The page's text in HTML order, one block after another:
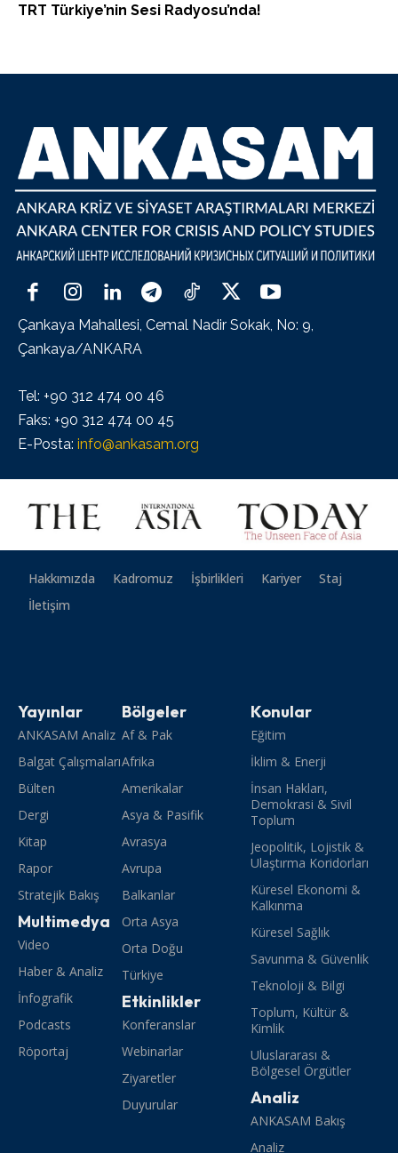
TRT Türkiye’nin Sesi Radyosu’nda!
Çankaya Mahallesi, Cemal Nadir Sokak, No: 9,
Çankaya/ANKARA
Tel: +90 312 474 00 46
Faks: +90 312 474 00 45
E-Posta: info@ankasam.org
Hakkımızda Kadromuz İşbirlikleri Kariyer
Staj
İletişim
Yayınlar
ANKASAM Analiz
Balgat Çalışmaları
Bülten
Dergi
Kitap
Rapor
Stratejik Bakış
Multimedya
Video
Haber & Analiz
İnfografik
Podcasts
Röportaj
Bölgeler
Af & Pak
Afrika
Amerikalar
Asya & Pasifik
Avrasya
Avrupa
Balkanlar
Orta Asya
Orta Doğu
Türkiye
Etkinlikler
Konferanslar
Webinarlar
Ziyaretler
Duyurular
Konular
Eğitim
İklim & Enerji
İnsan Hakları,
Demokrasi & Sivil
Toplum
Jeopolitik, Lojistik &
Ulaştırma Koridorları
Küresel Ekonomi &
Kalkınma
Küresel Sağlık
Savunma & Güvenlik
Teknoloji & Bilgi
Toplum, Kültür &
Kimlik
Uluslararası &
Bölgesel Örgütler
Analiz
ANKASAM Bakış
Analiz